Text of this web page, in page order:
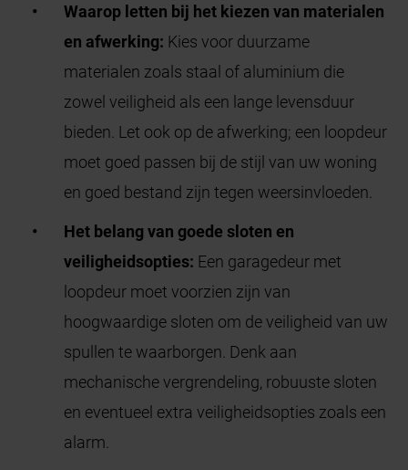
Waarop letten bij het kiezen van materialen
en afwerking: Kies voor duurzame
materialen zoals staal of aluminium die
zowel veiligheid als een lange levensduur
bieden. Let ook op de afwerking; een loopdeur
moet goed passen bij de stijl van uw woning
en goed bestand zijn tegen weersinvloeden.
Het belang van goede sloten en
veiligheidsopties: Een garagedeur met
loopdeur moet voorzien zijn van
hoogwaardige sloten om de veiligheid van uw
spullen te waarborgen. Denk aan
mechanische vergrendeling, robuuste sloten
en eventueel extra veiligheidsopties zoals een
alarm.